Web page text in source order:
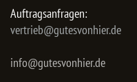
Auftragsanfragen:
​vertrieb@gutesvonhier.de
info@gutesvonhier.de